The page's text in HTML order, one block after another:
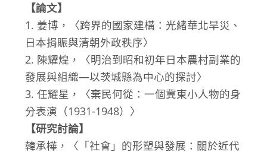
【論文】
1. 姜博，〈跨界的國家建構：光緒華北旱災、
日本捐賑與清朝外政秩序〉
2. 陳耀煌，〈明治到昭和初年日本農村副業的
發展與組織—以茨城縣為中心的探討〉
3. 任耀星，〈棄民何從：一個冀東小人物的身
分表演（1931-1948）〉
【研究討論】
韓承樺，〈「社會」的形塑與發展：關於近代